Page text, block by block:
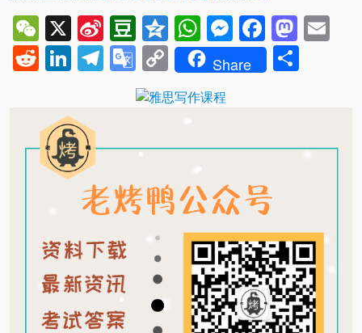
WeChat
X
Sina
Weibo
Douban
QzoneWhatsApp
Messenger
RedditLinkedIn
Telegram
Google
Translate
Copy
Link
Share